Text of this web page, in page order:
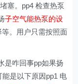
塞。pp4 检查热泵
子空气能热泵的设
。用户只需按照面
是咋回事pp如果扬
是以下原因pp1 电